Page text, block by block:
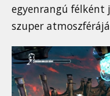
egyenrangú félként
szuper